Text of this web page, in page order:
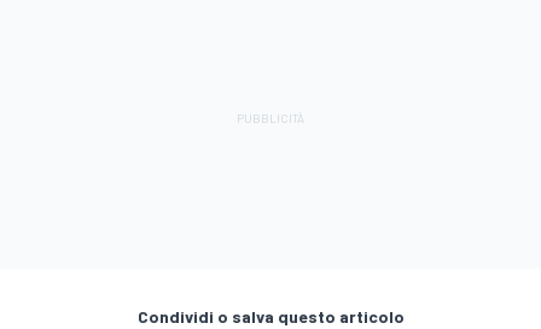
Condividi o salva questo articolo